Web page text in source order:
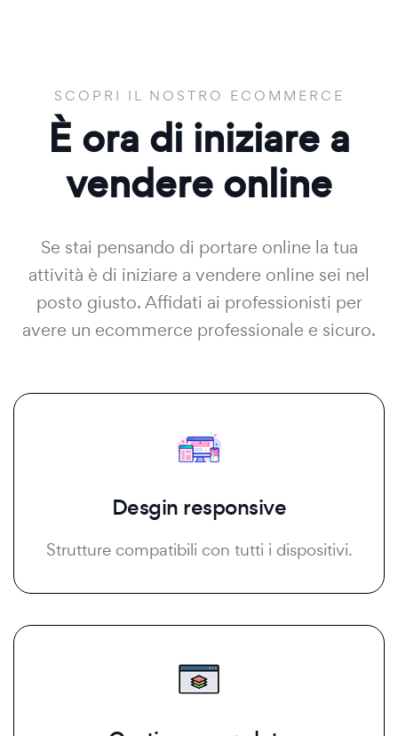
SCOPRI IL NOSTRO ECOMMERCE
È ora di iniziare a
vendere online
Se stai pensando di portare online la tua
attività è di iniziare a vendere online sei nel
posto giusto. Affidati ai professionisti per
avere un ecommerce professionale e sicuro.
Desgin responsive
Strutture compatibili con tutti i dispositivi.